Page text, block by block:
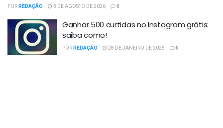
PORREDAÇÃO 3 DE AGOSTO DE 2026 0
Ganhar 500 curtidas no Instagram grátis:
saiba como!
PORREDAÇÃO 28 DE JANEIRO DE 2025 0